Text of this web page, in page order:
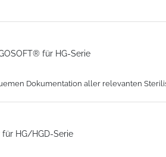
für HG-Serie
Dokumentation aller relevanten
HG/HGD-Serie